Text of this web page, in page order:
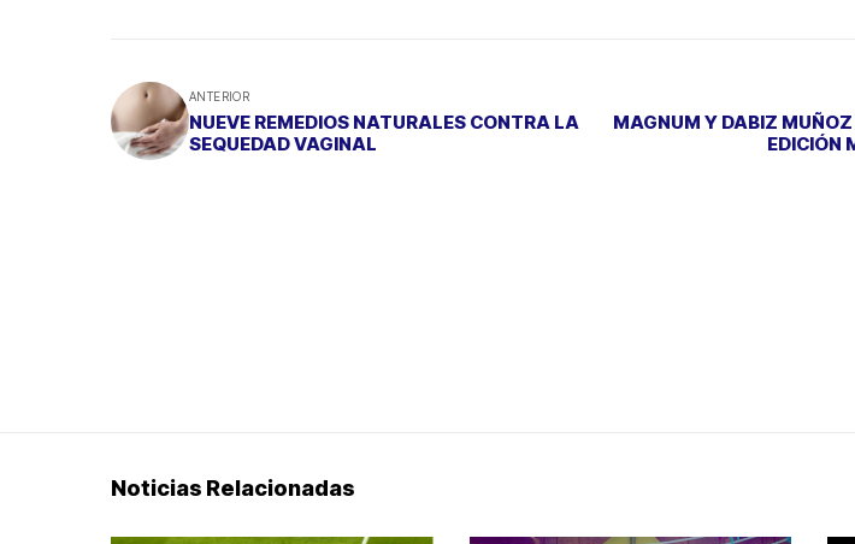
ANTERIOR
NUEVE REMEDIOS NATURALES CONTRA LA
SEQUEDAD VAGINAL
MAGNUM Y DABIZ MUÑOZ
EDICIÓN
Noticias Relacionadas